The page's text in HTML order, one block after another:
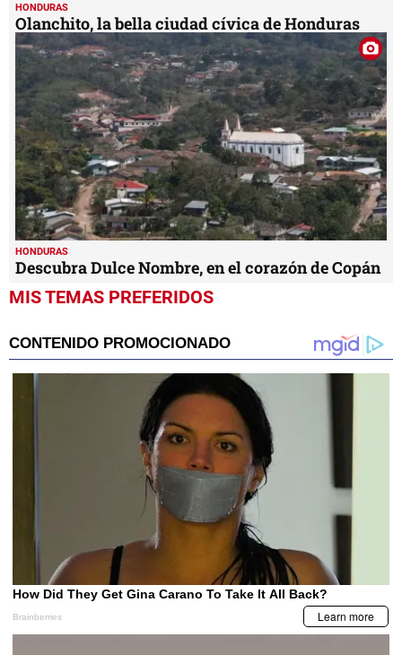
HONDURAS
Olanchito, la bella ciudad cívica de Honduras
HONDURAS
Descubra Dulce Nombre, en el corazón de Copán
MIS TEMAS PREFERIDOS